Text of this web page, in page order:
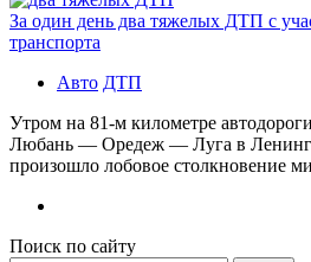
За один день два тяжелых ДТП с
транспорта
Авто ДТП
Утром на 81-м километре
Любань — Оредеж — Луга в
произошло лобовое столкновение
Поиск по сайту